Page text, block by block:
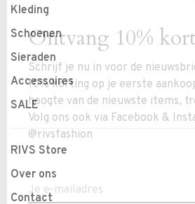
Kleding
Schoenen
Sieraden
Accessoires
SALE
RIVS Store
Over ons
Contact
Ontvang 10%
Schrijf je nu in voor de
10% korting op je eerste
hoogte van de nieuwste items,
Volg ons ook via Facebook &
@rivsfashion